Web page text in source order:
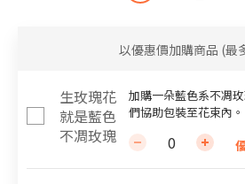
以優惠價加購商品 (最
加購一朵藍色系不凋
們協助包裝至花束內。